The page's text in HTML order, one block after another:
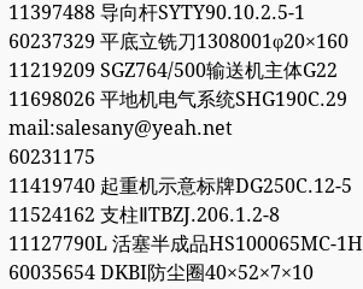
11397488 导向杆SYTY90.10.2.5-1
60237329 平底立铣刀1308001φ20×160
11219209 SGZ764/500输送机主体G22
11698026 平地机电气系统SHG190C.29
mail:salesany@yeah.net
60231175
11419740 起重机示意标牌DG250C.12-5
11524162 支柱ⅡTBZJ.206.1.2-8
11127790L 活塞半成品HS100065MC-1H
60035654 DKBI防尘圈40×52×7×10